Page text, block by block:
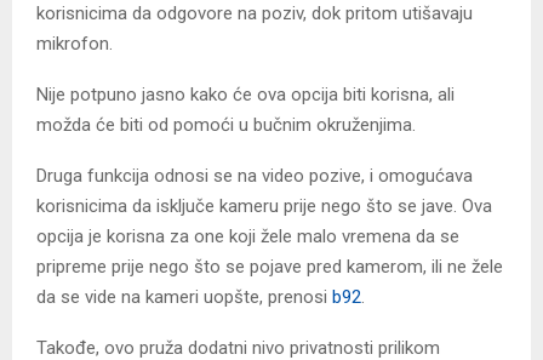
korisnicima da odgovore na poziv, dok pritom utišavaju
mikrofon.
Nije potpuno jasno kako će ova opcija biti korisna, ali
možda će biti od pomoći u bučnim okruženjima.
Druga funkcija odnosi se na video pozive, i omogućava
korisnicima da isključe kameru prije nego što se jave. Ova
opcija je korisna za one koji žele malo vremena da se
pripreme prije nego što se pojave pred kamerom, ili ne žele
da se vide na kameri uopšte, prenosi b92
Takođe, ovo pruža dodatni nivo privatnosti prilikom